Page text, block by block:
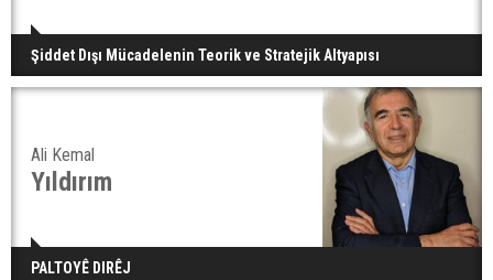
Şiddet Dışı Mücadelenin Teorik ve Stratejik Altyapısı
Ali Kemal
Yıldırım
PALTOYÊ DIRÊJ